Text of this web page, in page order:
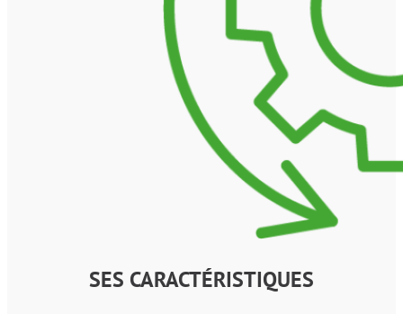
SES CARACTÉRISTIQUES